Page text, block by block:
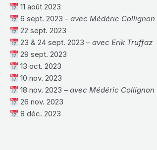
11 août 2023
6 sept. 2023 - avec Médéric Collignon
22 sept. 2023
23 & 24 sept. 2023 – avec Erik Truffaz
29 sept. 2023
13 oct. 2023
10 nov. 2023
18 nov. 2023 – avec Médéric Collignon
26 nov. 2023
8 déc. 2023